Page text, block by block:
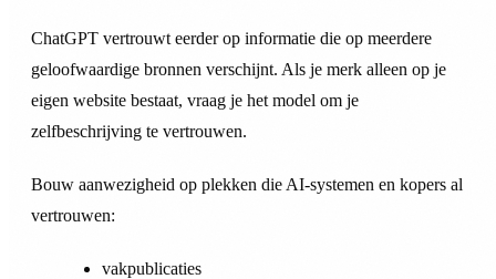
ChatGPT vertrouwt eerder op informatie die op meerdere
geloofwaardige bronnen verschijnt. Als je merk alleen op je
eigen website bestaat, vraag je het model om je
zelfbeschrijving te vertrouwen.
Bouw aanwezigheid op plekken die AI-systemen en kopers al
vertrouwen:
vakpublicaties